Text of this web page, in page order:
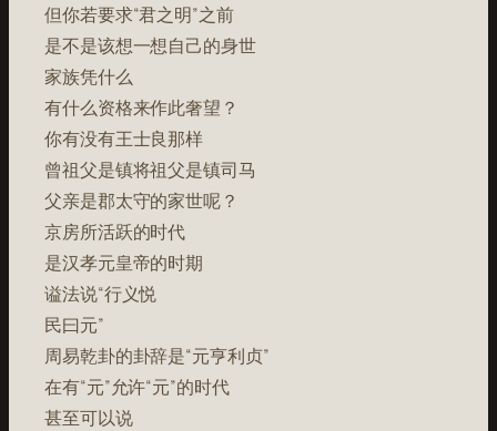
但你若要求“君之明”之前
是不是该想一想自己的身世
家族凭什么
有什么资格来作此奢望？
你有没有王士良那样
曾祖父是镇将祖父是镇司马
父亲是郡太守的家世呢？
京房所活跃的时代
是汉孝元皇帝的时期
谥法说“行义悦
民曰元”
周易乾卦的卦辞是“元亨利贞”
在有“元”允许“元”的时代
甚至可以说